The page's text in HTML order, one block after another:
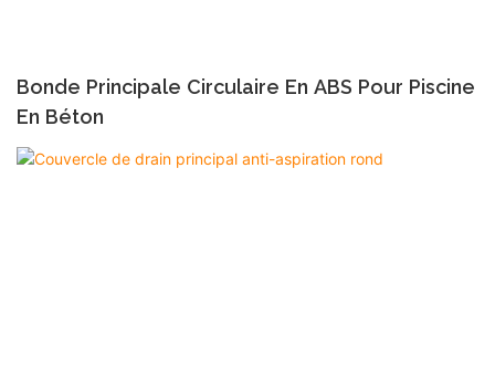
Bonde Principale Circulaire En ABS Pour Piscine
En Béton